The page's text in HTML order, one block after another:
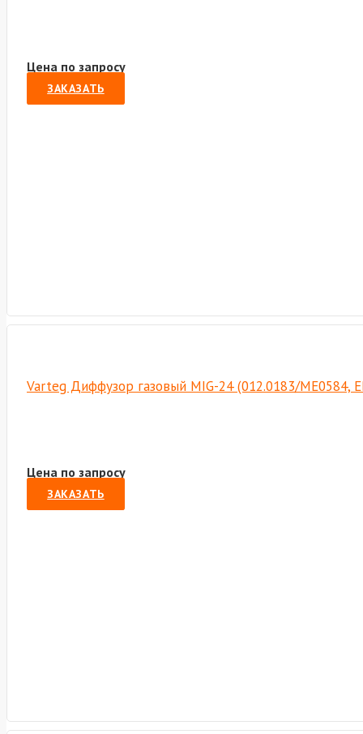
Цена по запросу
ЗАКАЗАТЬ
Varteg Диффузор газовый MIG-24 (012.0183/МЕ0584,
Цена по запросу
ЗАКАЗАТЬ